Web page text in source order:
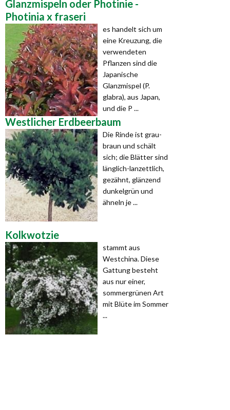
Glanzmispeln oder Photinie -
Photinia x fraseri
es handelt sich um
eine Kreuzung, die
verwendeten
Pflanzen sind die
Japanische
Glanzmispel (P.
glabra), aus Japan,
und die P ...
Westlicher Erdbeerbaum
Die Rinde ist grau-
braun und schält
sich; die Blätter sind
länglich-lanzettlich,
gezähnt, glänzend
dunkelgrün und
ähneln je ...
Kolkwotzie
stammt aus
Westchina. Diese
Gattung besteht
aus nur einer,
sommergrünen Art
mit Blüte im Sommer
...